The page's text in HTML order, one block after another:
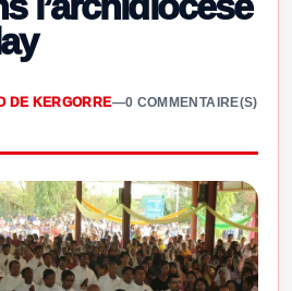
DE KERGORRE—0 COMMENTAIRE(S)